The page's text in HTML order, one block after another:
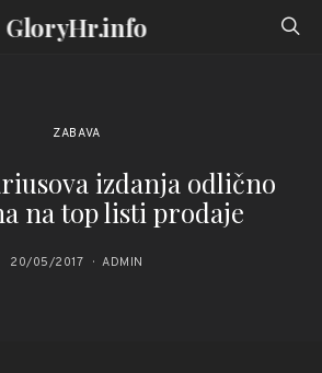
GloryHr.info
ZABAVA
izdanja odlično
na top listi prodaje
20/05/2017 ADMIN